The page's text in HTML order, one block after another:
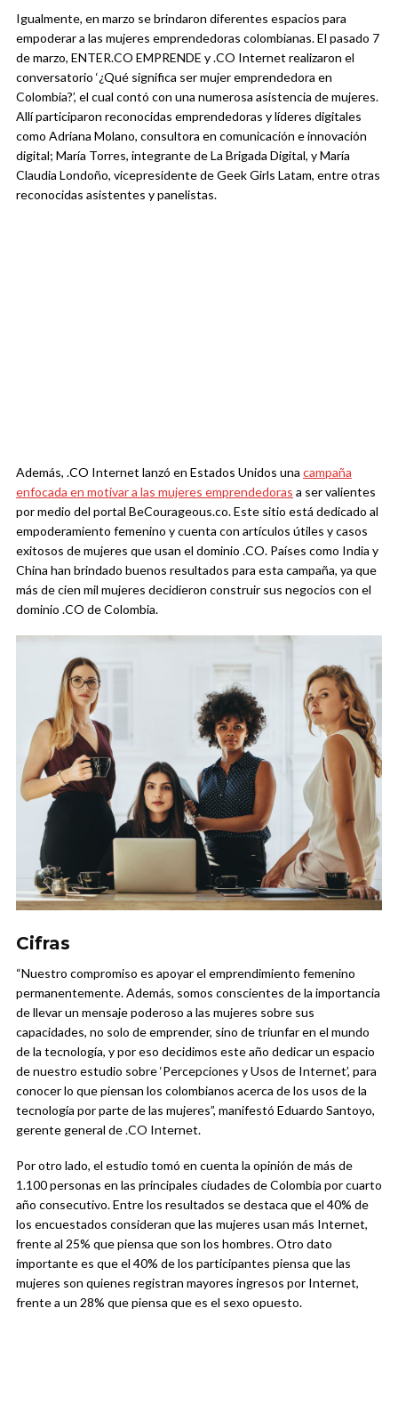
Igualmente, en marzo se brindaron diferentes espacios para
empoderar a las mujeres emprendedoras colombianas. El pasado 7
de marzo, ENTER.CO EMPRENDE y .CO Internet realizaron el
conversatorio ‘¿Qué significa ser mujer emprendedora en
Colombia?’, el cual contó con una numerosa asistencia de mujeres.
Allí participaron reconocidas emprendedoras y líderes digitales
como Adriana Molano, consultora en comunicación e innovación
digital; María Torres, integrante de La Brigada Digital, y María
Claudia Londoño, vicepresidente de Geek Girls Latam, entre otras
reconocidas asistentes y panelistas.
Además, .CO Internet lanzó en Estados Unidos una campaña
enfocada en motivar a las mujeres emprendedoras a ser valientes
por medio del portal BeCourageous.co. Este sitio está dedicado al
empoderamiento femenino y cuenta con artículos útiles y casos
exitosos de mujeres que usan el dominio .CO. Países como India y
China han brindado buenos resultados para esta campaña, ya que
más de cien mil mujeres decidieron construir sus negocios con el
dominio .CO de Colombia.
Cifras
“Nuestro compromiso es apoyar el emprendimiento femenino
permanentemente. Además, somos conscientes de la importancia
de llevar un mensaje poderoso a las mujeres sobre sus
capacidades, no solo de emprender, sino de triunfar en el mundo
de la tecnología, y por eso decidimos este año dedicar un espacio
de nuestro estudio sobre ‘Percepciones y Usos de Internet’, para
conocer lo que piensan los colombianos acerca de los usos de la
tecnología por parte de las mujeres”, manifestó Eduardo Santoyo,
gerente general de .CO Internet.
Por otro lado, el estudio tomó en cuenta la opinión de más de
1.100 personas en las principales ciudades de Colombia por cuarto
año consecutivo. Entre los resultados se destaca que el 40% de
los encuestados consideran que las mujeres usan más Internet,
frente al 25% que piensa que son los hombres. Otro dato
importante es que el 40% de los participantes piensa que las
mujeres son quienes registran mayores ingresos por Internet,
frente a un 28% que piensa que es el sexo opuesto.